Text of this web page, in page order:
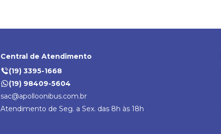
Central de Atendimento
(19) 3395-1668
(19) 98409-5604
sac@apolloonibus.com.br
Atendimento de Seg. a Sex. das 8h às 18h